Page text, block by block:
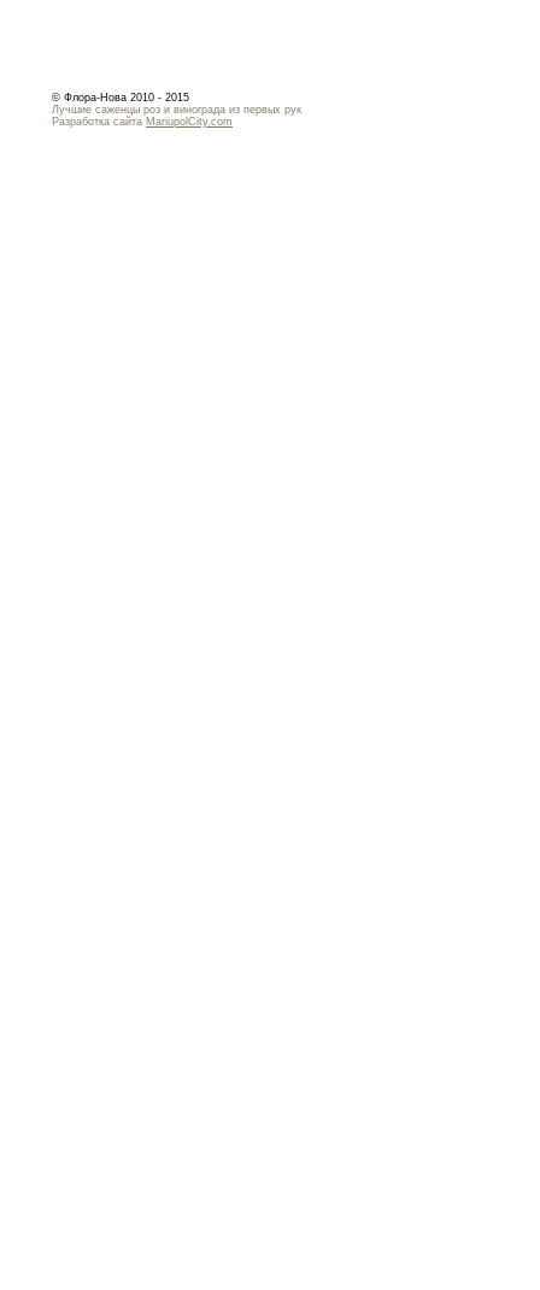
© Флора-Нова 2010 - 2015
Лучшие саженцы роз и винограда из первых рук
Разработка сайта MariupolCity.com